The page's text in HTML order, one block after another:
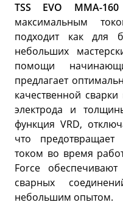
ТSS EVO MMA-
максимальным
подходит как для
небольших
помощи
предлагает
качественной
электрода и
функция VRD,
что предотвращает
током во время
Force
сварных
небольшим опытом.